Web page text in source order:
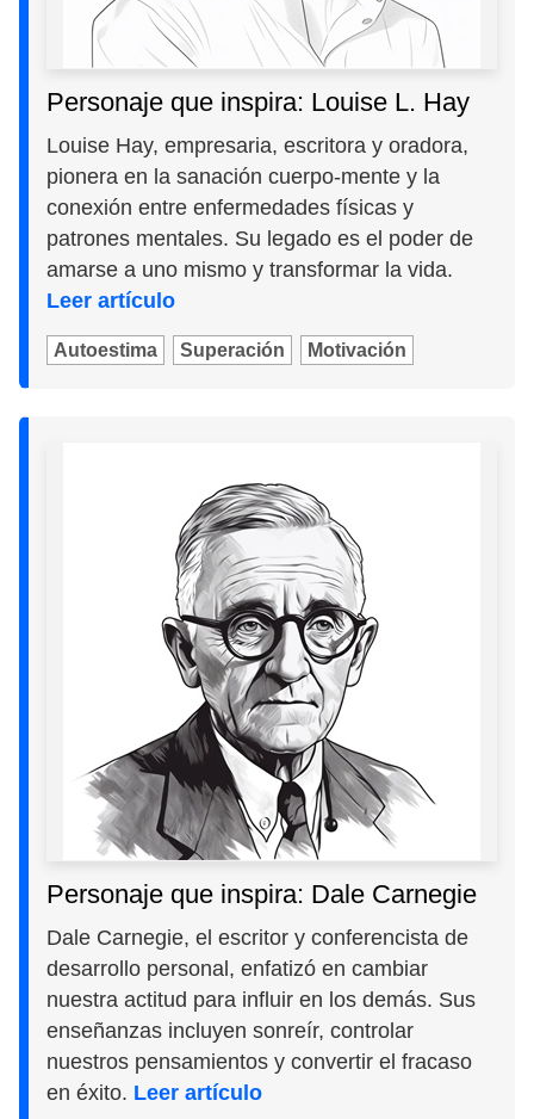
Personaje que inspira: Louise L. Hay
Louise Hay, empresaria, escritora y oradora,
pionera en la sanación cuerpo-mente y la
conexión entre enfermedades físicas y
patrones mentales. Su legado es el poder de
amarse a uno mismo y transformar la vida.
Leer artículo
Autoestima Superación Motivación
Personaje que inspira: Dale Carnegie
Dale Carnegie, el escritor y conferencista de
desarrollo personal, enfatizó en cambiar
nuestra actitud para influir en los demás. Sus
enseñanzas incluyen sonreír, controlar
nuestros pensamientos y convertir el fracaso
en éxito. Leer artículo